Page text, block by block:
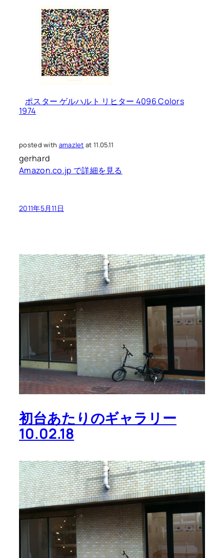
ポスター ゲルハルト リヒター 4096 Colors
1974
posted with amazlet at 11.05.11
gerhard
Amazon.co.jp で詳細を見る
2011年5月11日
初台あたりのギャラリー
10.02.18